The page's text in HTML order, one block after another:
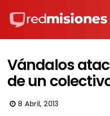
Vándalos
de un
8 Abril, 2013